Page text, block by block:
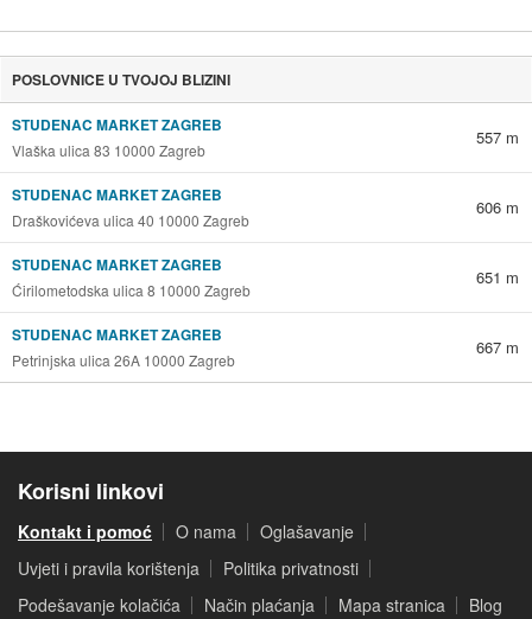
POSLOVNICE U TVOJOJ BLIZINI
STUDENAC MARKET ZAGREB
Vlaška ulica 83 10000 Zagreb
557 m
STUDENAC MARKET ZAGREB
Draškovićeva ulica 40 10000 Zagreb
606 m
STUDENAC MARKET ZAGREB
Ćirilometodska ulica 8 10000 Zagreb
651 m
STUDENAC MARKET ZAGREB
Petrinjska ulica 26A 10000 Zagreb
667 m
Korisni linkovi
Kontakt i pomoć O nama
Oglašavanje
Uvjeti i pravila korištenja
Politika privatnosti
Podešavanje kolačića
Način plaćanja Mapa stranica Blog